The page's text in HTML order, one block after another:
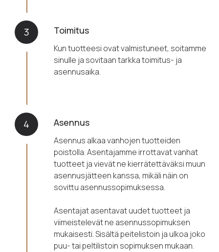
3 Toimitus
Kun tuotteesi ovat valmistuneet, soitamme
sinulle ja sovitaan tarkka toimitus- ja
asennusaika.
4 Asennus
Asennus alkaa vanhojen tuotteiden
poistolla. Asentajamme irrottavat vanhat
tuotteet ja vievät ne kierrätettäväksi muun
asennusjätteen kanssa, mikäli näin on
sovittu asennussopimuksessa.
Asentajat asentavat uudet tuotteet ja
viimeistelevät ne asennussopimuksen
mukaisesti. Sisältä peitelistoin ja ulkoa joko
puu- tai peltilistoin sopimuksen mukaan.